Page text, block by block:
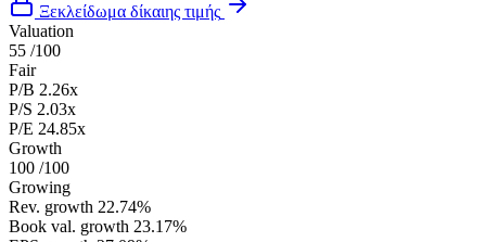
Ξεκλείδωμα δίκαιης τιμής
Valuation
55 /100
Fair
P/B 2.26x
P/S 2.03x
P/E 24.85x
Growth
100 /100
Growing
Rev. growth 22.74%
Book val. growth 23.17%